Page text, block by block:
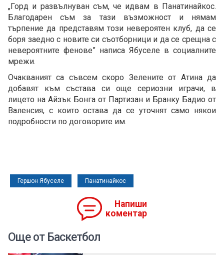
„Горд и развълнуван съм, че идвам в Панатинайкос.
Благодарен съм за тази възможност и нямам
търпение да представям този невероятен клуб, да се
боря заедно с новите си съотборници и да се срещна с
невероятните фенове” написа Ябуселе в социалните
мрежи.
Очакваният са съвсем скоро Зелените от Атина да
добавят към състава си още сериозни играчи, в
лицето на Айзък Бонга от Партизан и Бранку Бадио от
Валенсия, с които остава да се уточнят само някои
подробности по договорите им.
Гершон Ябуселе Панатинайкос
Напиши
коментар
Още от Баскетбол